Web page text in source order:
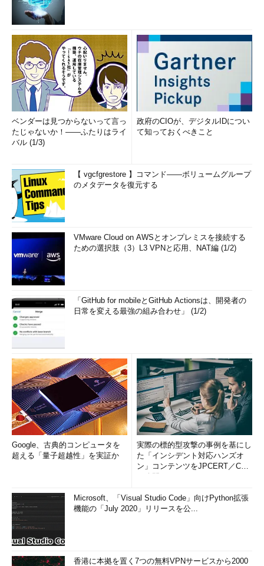
これを改善して、起動時間を大幅に短縮するにはどうすればよ
を止める」である。代わりに、前回の最後の状態（シャットダウ
ン直前のメモリやCPUの状態）を「
休止状態としてディスクに保
存」しておき、「起動時にはその休止状態から復帰させる 」よう
にすれば、いちいち初期化する必要がなくなるというわけだ。た
だし一般的な休止（ハイバネーション）状態と違い、高速スター
トアップではユーザー・セッションをすべて終了させ、ユーザ
ー・シェルまで終了させた状態にしてから、カーネルを休止して
いる。カーネルとデバイス・ドライバ、サービスだけがメモリ上
域が少なくて済む（カーネル・メモリの分だけなので数
100Mybtesでよい）。
Windows 8の高速スタートアップ
Windows 8の高速スタートアップでは、完全な再起動ではな
く、カーネル・モードの休止と再開を使って、高速な起動を
実現している。シャットダウン時にOSカーネル（デバイ
ス・ドライバとサービスを含む）をディスクに書き出して休
止させておき、起動時には休止状態ファイルのロードとそこ
る。休止状態の保存のため、シャットダウン時間が少しだけ
長くなるが、実際には数秒なので、問題はないだろう。
次回起動時には、以前のような「完全なブート処理（コール
ド・ブート）」ではなく、休止ファイルからの状態のロードとカ
ーネルやデバイス・ドライバ、サービスなどの起動だけで済むの
で、起動時間は大幅に短縮される。ファイル・システム経由でデ
バイス・ドライバをロードするわけではなく、単一の休止ファイ
ク読み出しの効率もよい（休止状態からの復帰には、マルチコア
を駆使して並列処理している）。カーネルをロードして起動でき
たら、あとはシェルのロードやユーザー・セッションの開始など
を行って、Windows 8の初期化（サインインの準備）が完了す
る。
ベンダーは見つからないって言っ
たじゃないか！――ふたりはライ
バル (1/3)
政府のCIOが、デジタルIDについ
て知っておくべきこと
【 vgcfgrestore 】コマンド――ボリュームグループ
のメタデータを復元する
VMware Cloud on AWSとオンプレミスを接続する
ための選択肢（3）L3 VPNと応用、NAT編 (1/2)
「GitHub for mobileとGitHub Actionsは、開発者の
日常を変える最強の組み合わせ」 (1/2)
Google、古典的コンピュータを
超える「量子超越性」を実証か
実際の標的型攻撃の事例を基にし
た「インシデント対応ハンズオ
ン」コンテンツをJPCERT／CC
Microsoft、「Visual Studio Code」向けPython拡張
機能の「July 2020」リリースを公...
香港に本拠を置く7つの無料VPNサービスから2000